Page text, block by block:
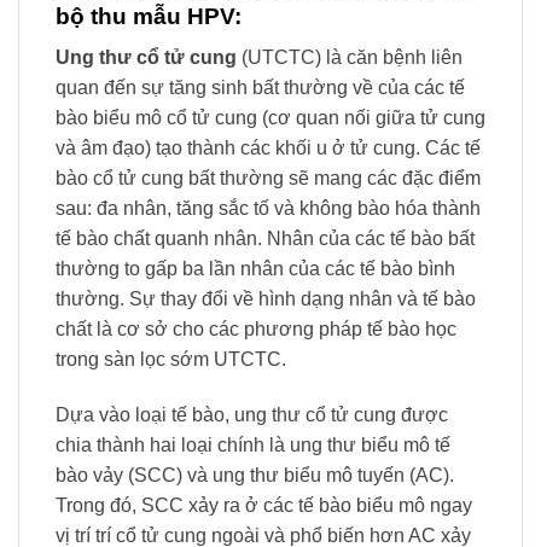
bộ thu mẫu HPV:
Ung thư cổ tử cung (UTCTC) là căn bệnh liên
quan đến sự tăng sinh bất thường về của các tế
bào biểu mô cổ tử cung (cơ quan nối giữa tử cung
và âm đạo) tạo thành các khối u ở tử cung. Các tế
bào cổ tử cung bất thường sẽ mang các đặc điểm
sau: đa nhân, tăng sắc tố và không bào hóa thành
tế bào chất quanh nhân. Nhân của các tế bào bất
thường to gấp ba lần nhân của các tế bào bình
thường. Sự thay đổi về hình dạng nhân và tế bào
chất là cơ sở cho các phương pháp tế bào học
trong sàn lọc sớm UTCTC.
Dựa vào loại tế bào, ung thư cổ tử cung được
chia thành hai loại chính là ung thư biểu mô tế
bào vảy (SCC) và ung thư biểu mô tuyến (AC).
Trong đó, SCC xảy ra ở các tế bào biểu mô ngay
vị trí trí cổ tử cung ngoài và phổ biến hơn AC xảy